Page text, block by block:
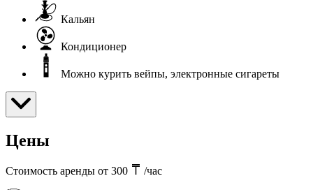
Кальян
Кондиционер
Можно курить вейпы, электронные сигареты
Цены
Стоимость аренды от 300 /час